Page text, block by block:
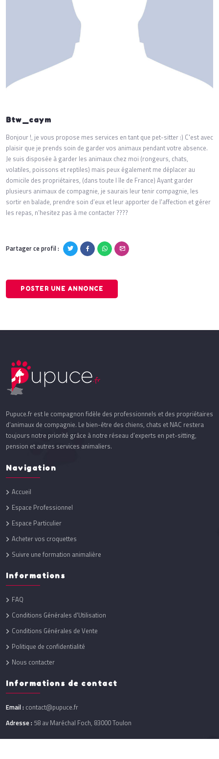
Btw_caym
Bonjour !, je vous propose mes services en tant que pet-sitter :) C'est avec
plaisir que je prends soin de garder vos animaux pendant votre absence.
Je suis disposée à garder les animaux chez moi (rongeurs, chats,
volatiles, poissons et reptiles) mais peux également me déplacer au
domicile des propriétaires, (dans toute l île de France) Ayant garder
plusieurs animaux de compagnie, je saurais leur tenir compagnie, les
sortir en balade, prendre soin d’eux et leur apporter de l'affection et gérer
les repas, n’hesitez pas à me contacter ????
Partager ce profil :
POSTER UNE ANNONCE
Pupuce.fr est le compagnon fidèle des professionnels et des propriétaires
d’animaux de compagnie. Le bien-être des chiens, chats et NAC restera
toujours notre priorité grâce à notre réseau d’experts en pet-sitting,
pension et autres services animaliers.
Navigation
Accueil
Espace Professionnel
Espace Particulier
Acheter vos croquettes
Suivre une formation animalière
Informations
FAQ
Conditions Générales d'Utilisation
Conditions Générales de Vente
Politique de confidentialité
Nous contacter
Informations de contact
Email : contact@pupuce.fr
Adresse : 58 av Maréchal Foch, 83000 Toulon